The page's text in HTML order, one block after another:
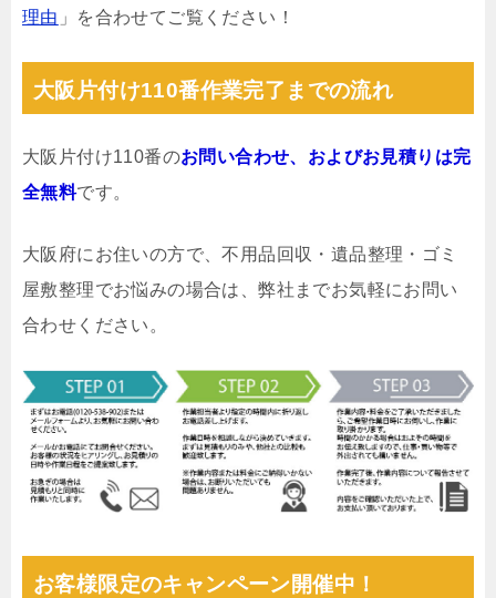
理由 」を合わせてご覧ください！
大阪片付け110番作業完了までの流れ
大阪片付け110番のお問い合わせ、およびお見積りは完
全無料です。
大阪府にお住いの方で、不用品回収・遺品整理・ゴミ
屋敷整理でお悩みの場合は、弊社までお気軽にお問い
合わせください。
お客様限定のキャンペーン開催中！